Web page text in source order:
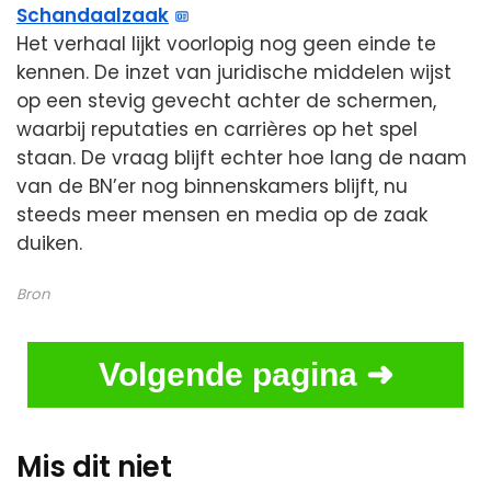
Schandaalzaak
Het verhaal lijkt voorlopig nog geen einde te
kennen. De inzet van juridische middelen wijst
op een stevig gevecht achter de schermen,
waarbij reputaties en carrières op het spel
staan. De vraag blijft echter hoe lang de naam
van de BN’er nog binnenskamers blijft, nu
steeds meer mensen en media op de zaak
duiken.
Bron
Volgende pagina ➜
Mis dit niet